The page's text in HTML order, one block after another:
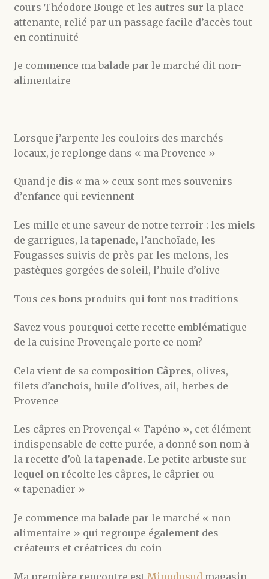
cours Théodore Bouge et les autres sur la place
attenante, relié par un passage facile d’accès tout
en continuité
Je commence ma balade par le marché dit non-
alimentaire
Lorsque j’arpente les couloirs des marchés
locaux, je replonge dans « ma Provence »
Quand je dis « ma » ceux sont mes souvenirs
d’enfance qui reviennent
Les mille et une saveur de notre terroir : les miels
de garrigues, la tapenade, l’anchoïade, les
Fougasses suivis de près par les melons, les
pastèques gorgées de soleil, l’huile d’olive
Tous ces bons produits qui font nos traditions
Savez vous pourquoi cette recette emblématique
de la cuisine Provençale porte ce nom?
Cela vient de sa composition Câpres, olives,
filets d’anchois, huile d’olives, ail, herbes de
Provence
Les câpres en Provençal « Tapéno », cet élément
indispensable de cette purée, a donné son nom à
la recette d’où la tapenade. Le petite arbuste sur
lequel on récolte les câpres, le câprier ou
« tapenadier »
Je commence ma balade par le marché « non-
alimentaire » qui regroupe également des
créateurs et créatrices du coin
Ma première rencontre est Minodusud magasin